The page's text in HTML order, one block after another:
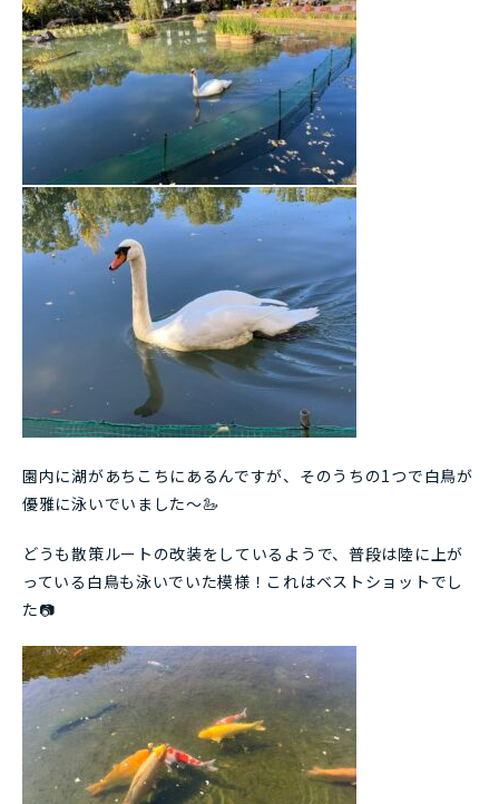
園内に湖があちこちにあるんですが、そのうちの1つで白鳥が
優雅に泳いでいました～🦢
どうも散策ルートの改装をしているようで、普段は陸に上が
っている白鳥も泳いでいた模様！これはベストショットでし
た📷